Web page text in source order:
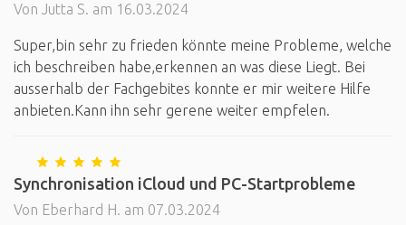
Von Jutta S. am 16.03.2024
Super,bin sehr zu frieden könnte meine Probleme, welche
ich beschreiben habe,erkennen an was diese Liegt. Bei
ausserhalb der Fachgebites konnte er mir weitere Hilfe
anbieten.Kann ihn sehr gerene weiter empfelen.
Synchronisation iCloud und PC-Startprobleme
Von Eberhard H. am 07.03.2024